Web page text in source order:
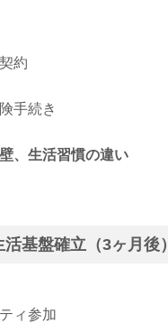
約
手続き
、生活習慣の違い
基盤確立（3ヶ月後）
ィ参加